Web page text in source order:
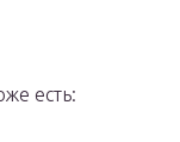
есть: